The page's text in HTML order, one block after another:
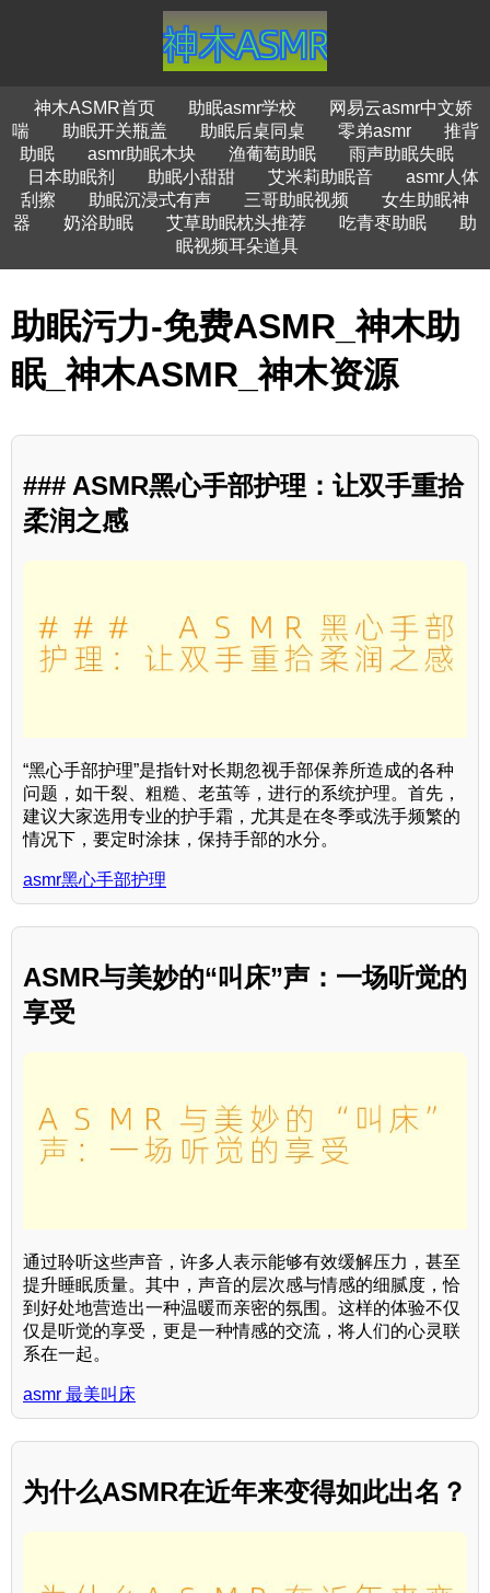
神木ASMR首页 助眠asmr学校
网易云asmr中文娇
喘
助眠开关瓶盖 助眠后桌同桌 零弟asmr
推背
助眠
asmr助眠木块 渔葡萄助眠
雨声助眠失眠
日本助眠剂
助眠小甜甜 艾米莉助眠音
asmr人体
刮擦
助眠沉浸式有声 三哥助眠视频
女生助眠神
器
奶浴助眠 艾草助眠枕头推荐 吃青枣助眠
助
眠视频耳朵道具
助眠污力-免费ASMR_神木助
眠_神木ASMR_神木资源
### ASMR黑心手部护理：让双手重拾
柔润之感
“黑心手部护理”是指针对长期忽视手部保养所造成的各种
问题，如干裂、粗糙、老茧等，进行的系统护理。首先，
建议大家选用专业的护手霜，尤其是在冬季或洗手频繁的
情况下，要定时涂抹，保持手部的水分。
asmr黑心手部护理
ASMR与美妙的“叫床”声：一场听觉的
享受
通过聆听这些声音，许多人表示能够有效缓解压力，甚至
提升睡眠质量。其中，声音的层次感与情感的细腻度，恰
到好处地营造出一种温暖而亲密的氛围。这样的体验不仅
仅是听觉的享受，更是一种情感的交流，将人们的心灵联
系在一起。
asmr 最美叫床
为什么ASMR在近年来变得如此出名？